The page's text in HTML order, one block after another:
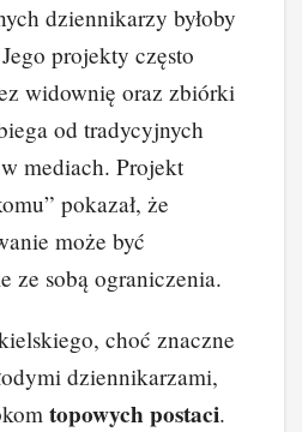
dziennikarzy byłoby
projekty często
widownię oraz zbiórki
od tradycyjnych
mediach. Projekt
pokazał, że
może być
ze sobą ograniczenia.
choć znaczne
dziennikarzami,
topowych postaci.